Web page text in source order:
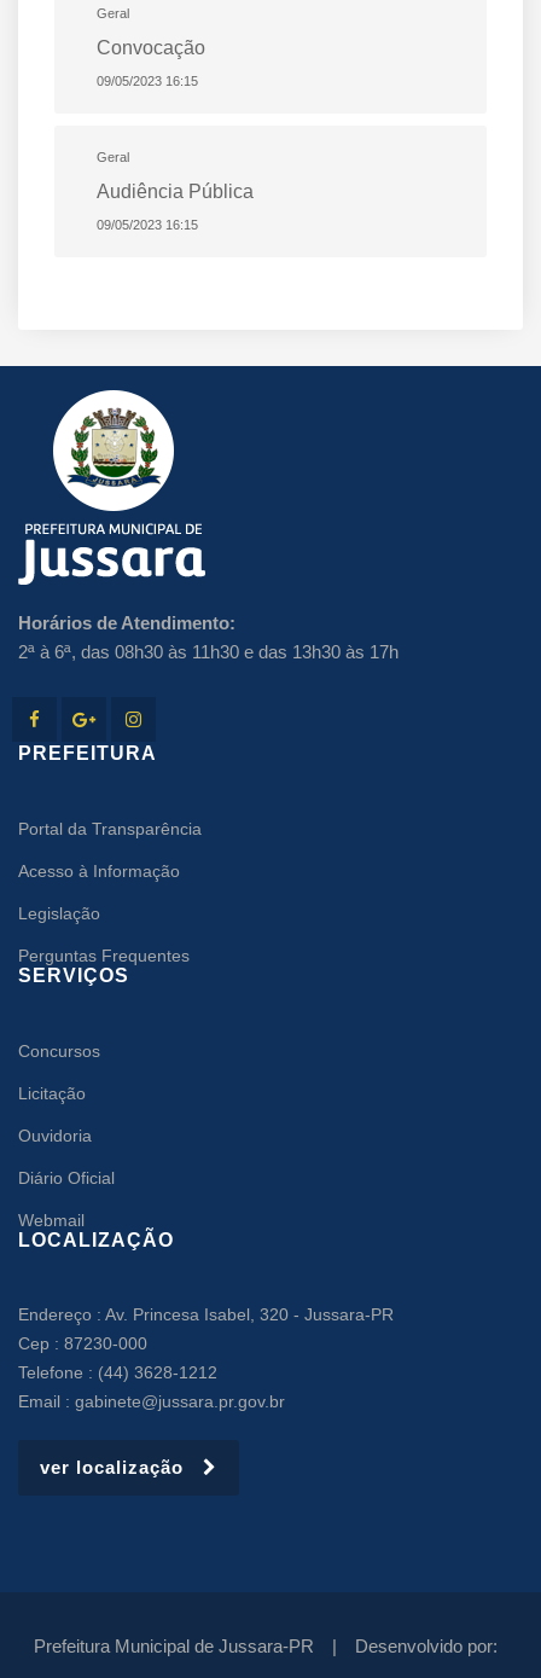
Geral
Convocação
09/05/2023 16:15
Geral
Audiência Pública
09/05/2023 16:15
Horários de Atendimento:
2ª à 6ª, das 08h30 às 11h30 e das 13h30 às 17h
PREFEITURA
Portal da Transparência
Acesso à Informação
Legislação
Perguntas Frequentes
SERVIÇOS
Concursos
Licitação
Ouvidoria
Diário Oficial
Webmail
LOCALIZAÇÃO
Endereço : Av. Princesa Isabel, 320 - Jussara-PR
Cep : 87230-000
Telefone : (44) 3628-1212
Email : gabinete@jussara.pr.gov.br
ver localização
Prefeitura Municipal de Jussara-PR | Desenvolvido por: